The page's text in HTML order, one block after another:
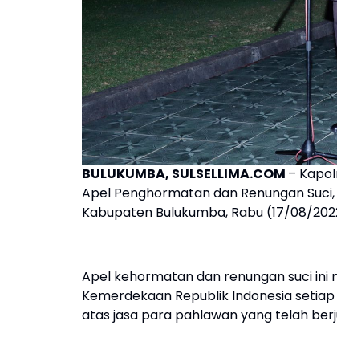
BULUKUMBA, SULSELLIMA.COM –
Apel Penghormatan dan Renungan
Kabupaten Bulukumba, Rabu (17/08/
Apel kehormatan dan renungan suci
Kemerdekaan Republik Indonesia
atas jasa para pahlawan yang telah